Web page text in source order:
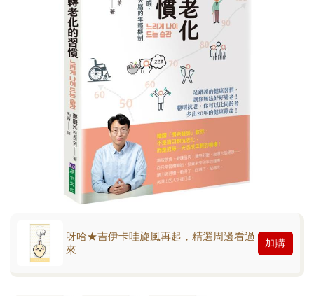
呀哈★吉伊卡哇旋風再起，精選周邊看過
來
加購